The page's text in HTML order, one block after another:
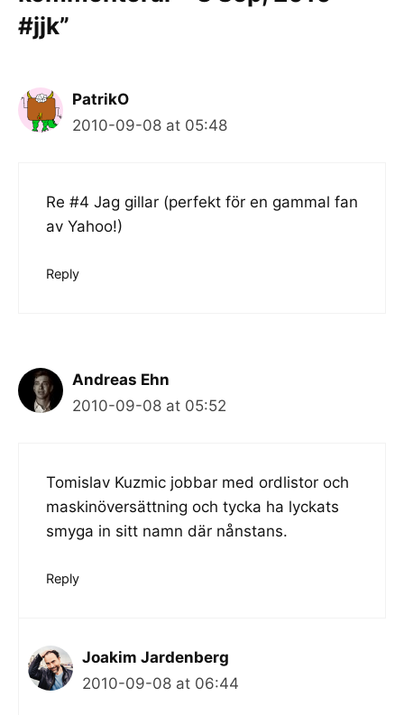
#jjk”
PatrikO
2010-09-08 at 05:48
Re #4 Jag gillar (perfekt för en gammal fan
av Yahoo!)
Reply
Andreas Ehn
2010-09-08 at 05:52
Tomislav Kuzmic jobbar med ordlistor och
maskinöversättning och tycka ha lyckats
smyga in sitt namn där nånstans.
Reply
Joakim Jardenberg
2010-09-08 at 06:44